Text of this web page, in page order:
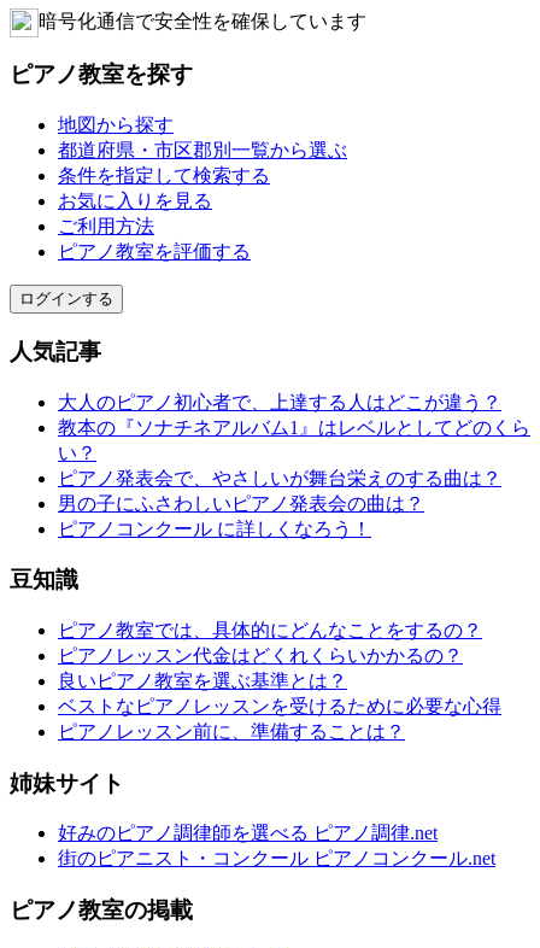
暗号化通信で安全性を確保しています
ピアノ教室を探す
地図から探す
都道府県・市区郡別一覧から選ぶ
条件を指定して検索する
お気に入りを見る
ご利用方法
ピアノ教室を評価する
ログインする
人気記事
大人のピアノ初心者で、上達する人はどこが違う？
教本の『ソナチネアルバム1』はレベルとしてどのくら
い？
ピアノ発表会で、やさしいが舞台栄えのする曲は？
男の子にふさわしいピアノ発表会の曲は？
ピアノコンクール に詳しくなろう！
豆知識
ピアノ教室では、具体的にどんなことをするの？
ピアノレッスン代金はどくれくらいかかるの？
良いピアノ教室を選ぶ基準とは？
ベストなピアノレッスンを受けるために必要な心得
ピアノレッスン前に、準備することは？
姉妹サイト
好みのピアノ調律師を選べる ピアノ調律.net
街のピアニスト・コンクール ピアノコンクール.net
ピアノ教室の掲載